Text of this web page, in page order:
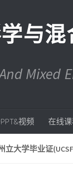
与
视频 在线
立大学毕业证